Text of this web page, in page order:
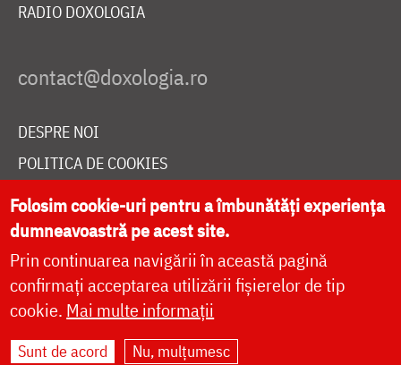
RADIO DOXOLOGIA
DESPRE NOI
POLITICA DE COOKIES
DONEAZĂ ONLINE PENTRU CATEDRALA NAȚIONALĂ
LIVE
Site dezvoltat deDOXOLOGIA MEDIA
Folosim cookie-uri pentru a îmbunătăți experiența
dumneavoastră pe acest site.
Prin continuarea navigării în această pagină
confirmați acceptarea utilizării fișierelor de tip
cookie. Mai multe informații
Sunt de acord Nu, mulțumesc